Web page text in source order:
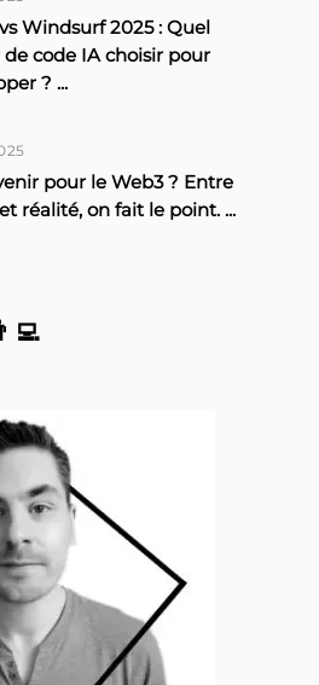
Windsurf 2025 : Quel
code IA choisir pour
? ...
pour le Web3 ? Entre
réalité, on fait le point. ...